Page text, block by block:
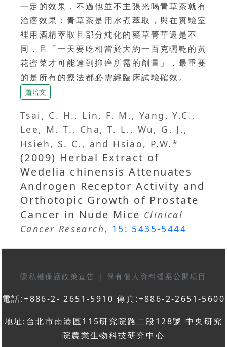
一定的效果，不過他並不主張光喝青草茶就有
治癌效果；青草茶是用水煮萃取，與在實驗室
裡用酒精萃取且部分純化的藥草菁華還是不
同，且「一天要吃相當於大約一百克曬乾的黃
花蜜菜才可能達到抑癌所需的劑量」，最重要
的是所有的療法都必需經臨床試驗確效。
蕭培文
Tsai, C. H., Lin, F. M., Yang, Y.C.,
Lee, M. T., Cha, T. L., Wu, G. J.,
Hsieh, S. C., and Hsiao, P.W.*
(2009) Herbal Extract of
Wedelia chinensis Attenuates
Androgen Receptor Activity and
Orthotopic Growth of Prostate
Cancer in Nude Mice Clinical
Cancer Research, 15: 5435-5444
隱私權保護政策宣告 | 保有個人資料檔案公開項目
電話:+886-2- 2651-5910 傳真:+886-2-2651-5600
地址:台北市南港區115研究院路二段128號 中央研究
院農業生物科技研究中心